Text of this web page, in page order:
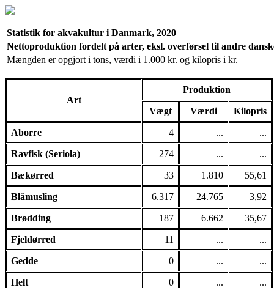
Statistik for akvakultur i Danmark, 2020
Nettoproduktion fordelt på arter, eksl. overførsel til andre
Mængden er opgjort i tons, værdi i 1.000 kr. og kilopris i kr.
Art
Produktion
Vægt Værdi Kilopris
Aborre 4 ... ...
Ravfisk (Seriola) 274 ... ...
Bækørred 33 1.810 55,61
Blåmusling 6.317 24.765 3,92
Brødding 187 6.662 35,67
Fjeldørred 11 ... ...
Gedde 0 ... ...
Helt 0 ... ...